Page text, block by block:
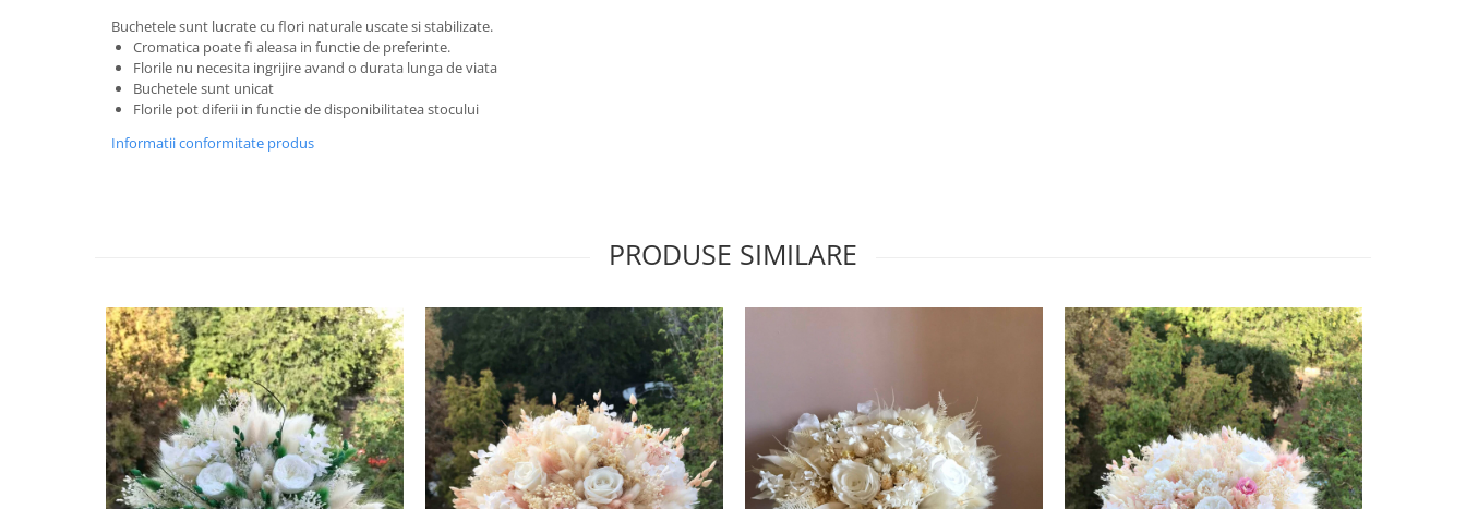
Buchetele sunt lucrate cu flori naturale uscate si stabilizate.
Cromatica poate fi aleasa in functie de preferinte.
Florile nu necesita ingrijire avand o durata lunga de viata
Buchetele sunt unicat
Florile pot diferii in functie de disponibilitatea stocului
Informatii conformitate produs
PRODUSE SIMILARE